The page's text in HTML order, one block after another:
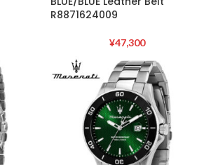
R8871624009
¥47,300